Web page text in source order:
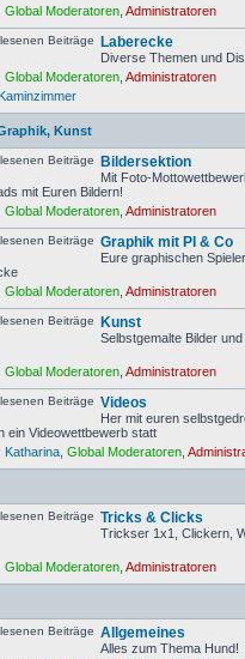
Global Moderatoren Administratoren
Laberecke
Diverse Themen und
Global Moderatoren Administratoren
Kaminzimmer
Kunst
Bildersektion
Mit Foto-
mit Euren Bildern!
Global Moderatoren Administratoren
Graphik mit PI & Co
Eure graphischen
Global Moderatoren Administratoren
Kunst
Selbstgemalte Bilder
Global Moderatoren Administratoren
Videos
Her mit euren
ein Videowettbewerb statt
Katharina Global Moderatoren
Tricks & Clicks
Trickser 1x1, Clickern,
Global Moderatoren Administratoren
Allgemeines
Alles zum Thema Hund!